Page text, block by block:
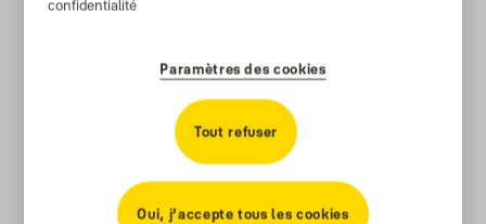
confidentialité
Paramètres des cookies
Tout refuser
Oui, j’accepte tous les cookies